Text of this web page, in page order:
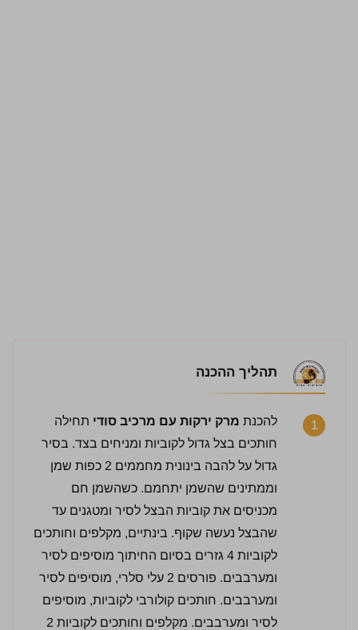
תהליך ההכנה
1 להכנת מרק ירקות עם מרכיב סודי תחילה
חותכים בצל גדול לקוביות ומניחים בצד. בסיר
גדול על להבה בינונית מחממים 2 כפות שמן
וממתינים שהשמן יתחמם. כשהשמן חם
מכניסים את קוביות הבצל לסיר ומטגנים עד
שהבצל נעשה שקוף. בינתיים, מקלפים וחותכים
לקוביות 4 גזרים בסיום החיתוך מוסיפים לסיר
ומערבבים. פורסים 2 עלי סלרי, מוסיפים לסיר
ומערבבים. חותכים קולורבי לקוביות, מוסיפים
לסיר ומערבבים. מקלפים וחותכים לקוביות 2